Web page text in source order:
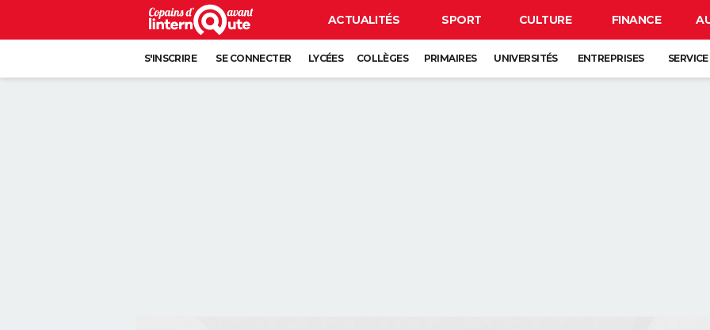
ACTUALITÉS SPORT CULTURE FINANCE
S'INSCRIRE SE CONNECTER LYCÉES COLLÈGES PRIMAIRES UNIVERSITÉS ENTREPRISES